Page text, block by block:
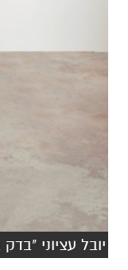
יובל עציוני